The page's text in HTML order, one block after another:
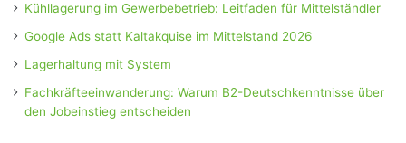
Kühllagerung im Gewerbebetrieb: Leitfaden für Mittelständler
Google Ads statt Kaltakquise im Mittelstand 2026
Lagerhaltung mit System
Fachkräfteeinwanderung: Warum B2-Deutschkenntnisse über
den Jobeinstieg entscheiden